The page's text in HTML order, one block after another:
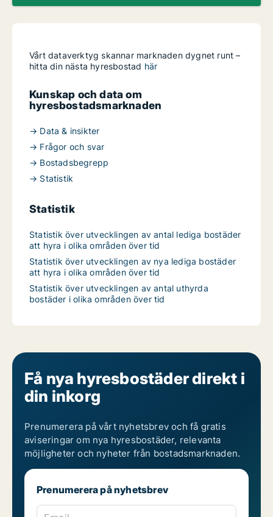
Vårt dataverktyg skannar marknaden dygnet runt –
hitta din nästa hyresbostad här
Kunskap och data om
hyresbostadsmarknaden
→ Data & insikter
→ Frågor och svar
→ Bostadsbegrepp
→ Statistik
Statistik
Statistik över utvecklingen av antal lediga bostäder
att hyra i olika områden över tid
Statistik över utvecklingen av nya lediga bostäder
att hyra i olika områden över tid
Statistik över utvecklingen av antal uthyrda
bostäder i olika områden över tid
Få nya hyresbostäder direkt i
din inkorg
Prenumerera på vårt nyhetsbrev och få gratis
aviseringar om nya hyresbostäder, relevanta
möjligheter och nyheter från bostadsmarknaden.
Prenumerera på nyhetsbrev